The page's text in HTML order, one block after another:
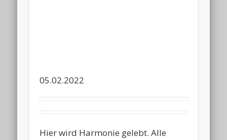
05.02.2022
Hier wird Harmonie gelebt. Alle